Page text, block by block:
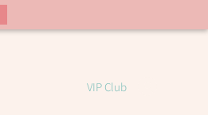
VIP Club